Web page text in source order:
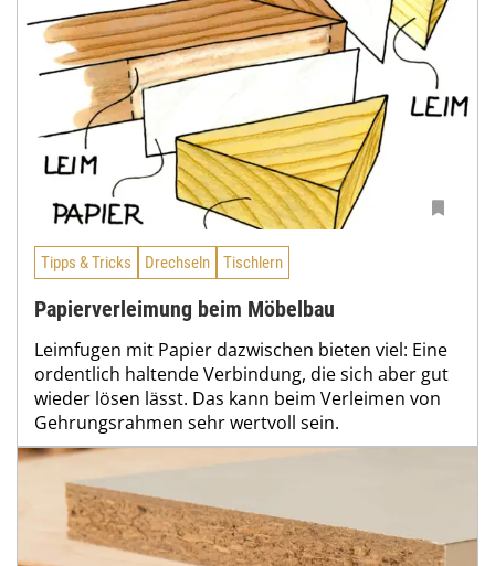
Tipps & Tricks Drechseln Tischlern
Papierverleimung beim Möbelbau
Leimfugen mit Papier dazwischen bieten viel: Eine
ordentlich haltende Verbindung, die sich aber gut
wieder lösen lässt. Das kann beim Verleimen von
Gehrungsrahmen sehr wertvoll sein.